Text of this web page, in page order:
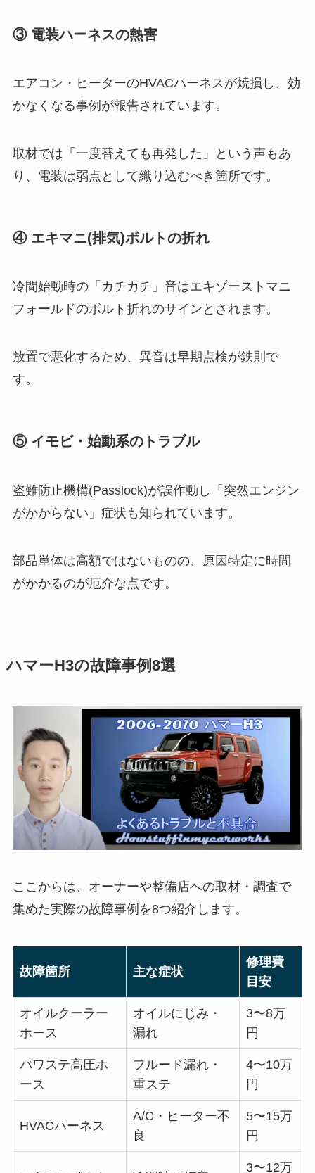
③ 電装ハーネスの熱害
エアコン・ヒーターのHVACハーネスが焼損し、効
かなくなる事例が報告されています。
取材では「一度替えても再発した」という声もあ
り、電装は弱点として織り込むべき箇所です。
④ エキマニ(排気)ボルトの折れ
冷間始動時の「カチカチ」音はエキゾーストマニ
フォールドのボルト折れのサインとされます。
放置で悪化するため、異音は早期点検が鉄則で
す。
⑤ イモビ・始動系のトラブル
盗難防止機構(Passlock)が誤作動し「突然エンジン
がかからない」症状も知られています。
部品単体は高額ではないものの、原因特定に時間
がかかるのが厄介な点です。
ハマーH3の故障事例8選
ここからは、オーナーや整備店への取材・調査で
集めた実際の故障事例を8つ紹介します。
故障箇所 主な症状
修理費
目安
オイルクーラー
ホース
オイルにじみ・
漏れ
3〜8万
円
パワステ高圧ホ
ース
フルード漏れ・
重ステ
4〜10万
円
HVACハーネス
A/C・ヒーター不
良
5〜15万
円
3〜12万